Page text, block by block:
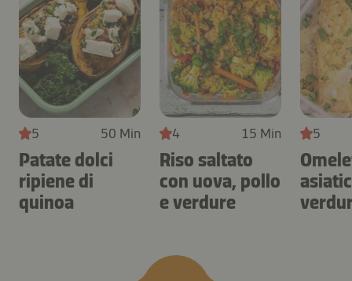
5 50 Min
Patate dolci
ripiene di
quinoa
4 15 Min
Riso saltato
con uova, pollo
e verdure
5